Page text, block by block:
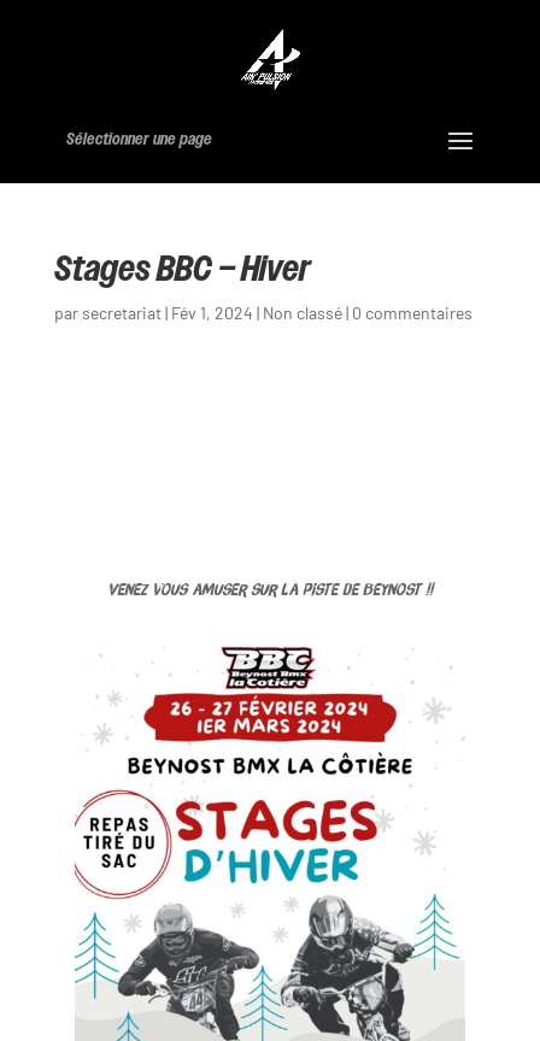
Sélectionner une page
Stages BBC – Hiver
par secretariat| Fév 1, 2024 | Non classé| 0 commentaires
Venez vous amuser sur la piste de Beynost !!